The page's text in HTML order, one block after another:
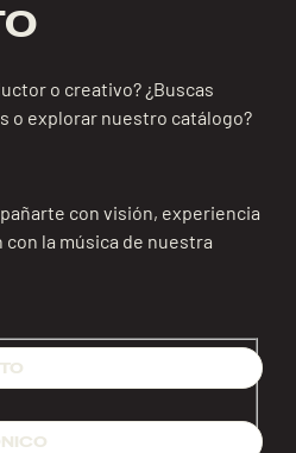
o creativo? ¿Buscas
o explorar nuestro catálogo?
con visión, experiencia
la música de nuestra